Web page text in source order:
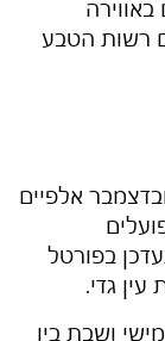
רשות הטבע
אלפיים
בפורטל
עין גדי.
ושבת בין